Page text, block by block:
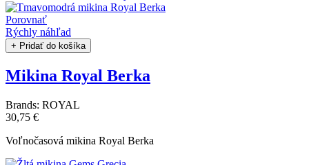
Porovnať
Rýchly náhľad
+ Pridať do košíka
Mikina Royal Berka
Brands: ROYAL
30,75 €
Voľnočasová mikina Royal Berka